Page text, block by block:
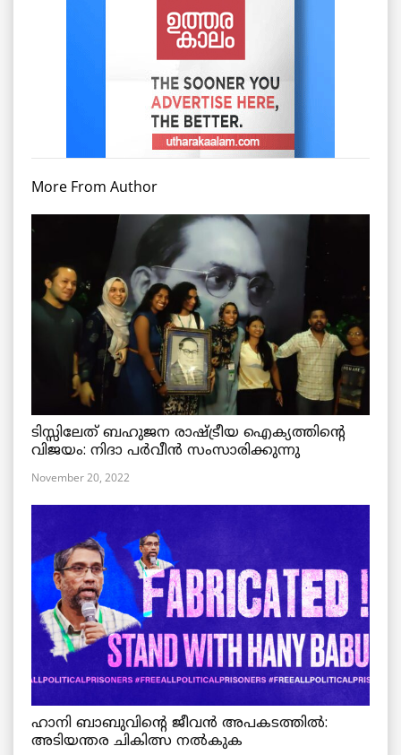
More From Author
ടിസ്സിലേത് ബഹുജന രാഷ്ട്രീയ ഐക്യത്തിന്റെ
വിജയം: നിദാ പർവീൻ സംസാരിക്കുന്നു
November 20, 2022
ഹാനി ബാബുവിന്റെ ജീവൻ അപകടത്തിൽ:
അടിയന്തര ചികിത്സ നൽകുക